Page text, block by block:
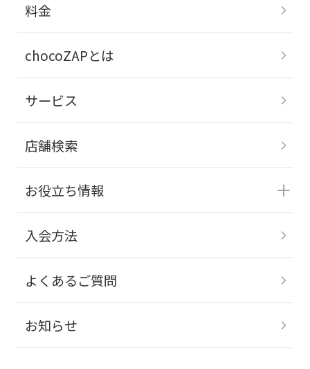
料金
chocoZAPとは
サービス
店舗検索
お役立ち情報
入会方法
よくあるご質問
お知らせ